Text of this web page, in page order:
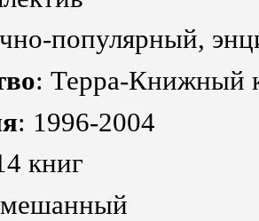
популярный,
: Терра-Книжный
: 1996-2004
книг